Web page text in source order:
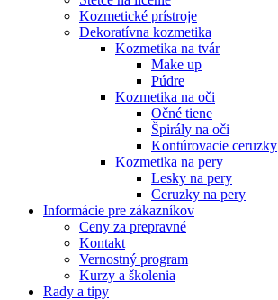
Kozmetické prístroje
Dekoratívna kozmetika
Kozmetika na tvár
Make up
Púdre
Kozmetika na oči
Očné tiene
Špirály na oči
Kontúrovacie ceruzky
Kozmetika na pery
Lesky na pery
Ceruzky na pery
Informácie pre zákazníkov
Ceny za prepravné
Kontakt
Vernostný program
Kurzy a školenia
Rady a tipy